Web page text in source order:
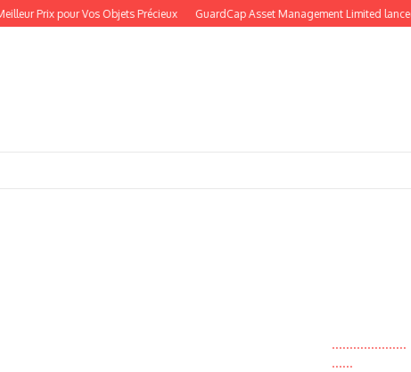
Prix pour Vos Objets Précieux GuardCap Asset Management Limited lanceert
.....................
......